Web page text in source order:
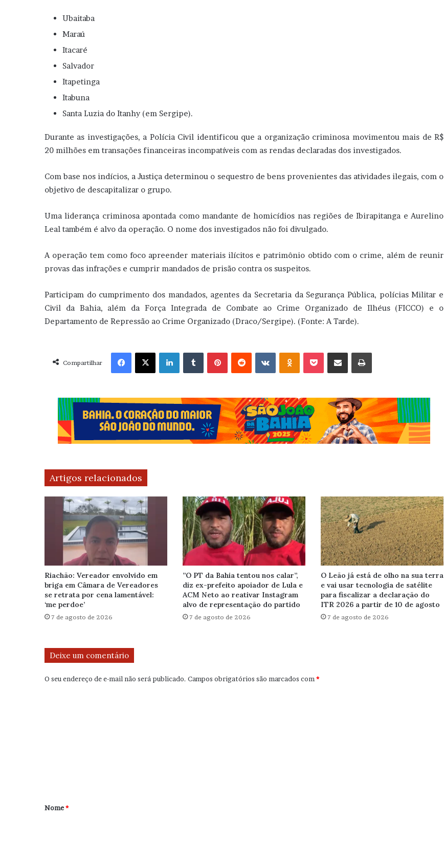
Ubaitaba
Maraú
Itacaré
Salvador
Itapetinga
Itabuna
Santa Luzia do Itanhy (em Sergipe).
Durante as investigações, a Polícia Civil identificou que a organização criminosa movimentou mais de R$
20 milhões em transações financeiras incompatíveis com as rendas declaradas dos investigados.
Com base nos indícios, a Justiça determinou o sequestro de bens provenientes das atividades ilegais, com o
objetivo de descapitalizar o grupo.
Uma liderança criminosa apontada como mandante de homicídios nas regiões de Ibirapitanga e Aurelino
Leal também é alvo da operação. O nome dos investigados não foi divulgado.
A operação tem como foco apreender materiais ilícitos e patrimônio obtido com o crime, além de reunir
provas das infrações e cumprir mandados de prisão contra os suspeitos.
Participam do cumprimento dos mandados, agentes da Secretaria da Segurança Pública, polícias Militar e
Civil da Bahia, além da Força Integrada de Combate ao Crime Organizado de Ilhéus (FICCO) e o
Departamento de Repressão ao Crime Organizado (Draco/Sergipe). (Fonte: A Tarde).
Compartilhar
Facebook X Linkedin VK OK
Artigos relacionados
Riachão: Vereador envolvido em
briga em Câmara de Vereadores
se retrata por cena lamentável:
‘me perdoe’
7 de agosto de 2026
”O PT da Bahia tentou nos calar”,
diz ex-prefeito apoiador de Lula e
ACM Neto ao reativar Instagram
alvo de representação do partido
7 de agosto de 2026
O Leão já está de olho na sua terra
e vai usar tecnologia de satélite
para fiscalizar a declaração do
ITR 2026 a partir de 10 de agosto
7 de agosto de 2026
Deixe um comentário
O seu endereço de e-mail não será publicado. Campos obrigatórios são marcados com *
r
Nome*